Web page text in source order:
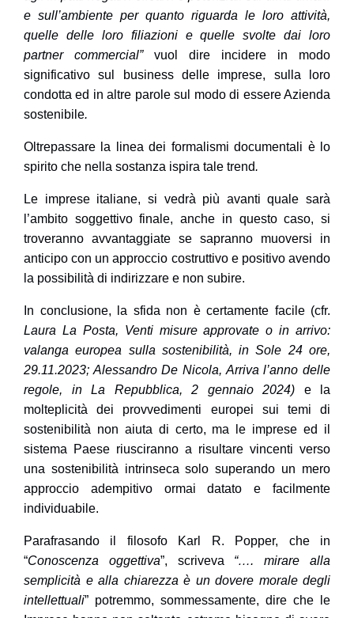
e sull’ambiente per quanto riguarda le loro attività,
quelle delle loro filiazioni e quelle svolte dai loro
partner commercial” vuol dire incidere in modo
significativo sul business delle imprese, sulla loro
condotta ed in altre parole sul modo di essere Azienda
sostenibile.
Oltrepassare la linea dei formalismi documentali è lo
spirito che nella sostanza ispira tale trend.
Le imprese italiane, si vedrà più avanti quale sarà
l’ambito soggettivo finale, anche in questo caso, si
troveranno avvantaggiate se sapranno muoversi in
anticipo con un approccio costruttivo e positivo avendo
la possibilità di indirizzare e non subire.
In conclusione, la sfida non è certamente facile (cfr.
Laura La Posta, Venti misure approvate o in arrivo:
valanga europea sulla sostenibilità, in Sole 24 ore,
29.11.2023; Alessandro De Nicola, Arriva l’anno delle
regole, in La Repubblica, 2 gennaio 2024) e la
molteplicità dei provvedimenti europei sui temi di
sostenibilità non aiuta di certo, ma le imprese ed il
sistema Paese riusciranno a risultare vincenti verso
una sostenibilità intrinseca solo superando un mero
approccio adempitivo ormai datato e facilmente
individuabile.
Parafrasando il filosofo Karl R. Popper, che in
“Conoscenza oggettiva”, scriveva “…. mirare alla
semplicità e alla chiarezza è un dovere morale degli
intellettuali” potremmo, sommessamente, dire che le